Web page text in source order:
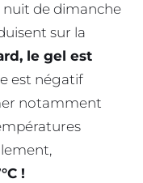
nuit de dimanche
sur la
le gel est
est négatif
notamment
!